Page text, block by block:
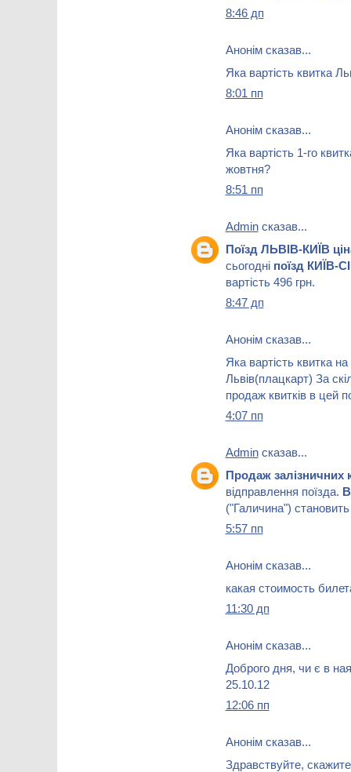
8:46 дп
Анонім сказав...
Яка вартість квитка
8:01 пп
Анонім сказав...
Яка вартість 1-го
жовтня?
8:51 пп
Adminсказав...
Поїзд ЛЬВІВ-КИЇВ
сьогодні поїзд
вартість 496 грн.
8:47 дп
Анонім сказав...
Яка вартість квитка
Львів(плацкарт) За
продаж квитків в цей
4:07 пп
Adminсказав...
Продаж залізничних
відправлення поїзда.
("Галичина") становить
5:57 пп
Анонім сказав...
какая стоимость
11:30 дп
Анонім сказав...
Доброго дня, чи є в
25.10.12
12:06 пп
Анонім сказав...
Здравствуйте,